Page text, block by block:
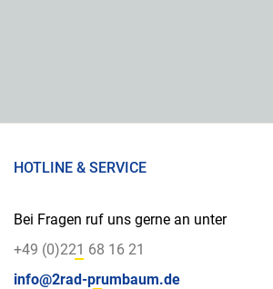
HOTLINE & SERVICE
Bei Fragen ruf uns gerne an unter
+49 (0)221 68 16 21
info@2rad-prumbaum.de